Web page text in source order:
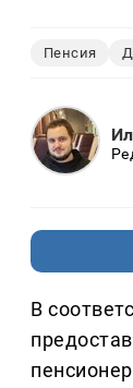
Пенсия
В